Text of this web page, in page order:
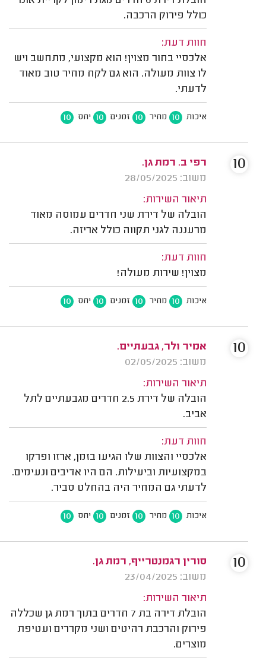
כולל פירוק הרכבה.
חוות דעת:
אלכסיי בחור מצוין! הוא מקצועי, מתחשב ויש
לו צוות מעולה. הוא גם לקח מחיר טוב מאוד
לדעתי.
איכות 10 מחיר 10 זמנים 10 יחס 10
רפי ב. רמת גן.
משוב: 28/05/2025
תיאור השירות:
הובלה של דירת שני חדרים עמוסה מאוד
מרעננה לגני תקווה כולל אריזה.
חוות דעת:
מצוין! שירות מעולה!
איכות 10 מחיר 10 זמנים 10 יחס 10
10
אמיר ולר, גבעתיים.
משוב: 02/05/2025
תיאור השירות:
הובלה של דירת 2.5 חדרים מגבעתיים לתל
אביב.
חוות דעת:
אלכסיי והצוות שלו הגיעו בזמן, ארזו ופרקו
במקצועיות וביעילות. הם היו אדיבים ונעימים.
לדעתי גם המחיר היה בהחלט סביר.
איכות 10 מחיר 10 זמנים 10 יחס 10
10
סורין רגמנטרייף, רמת גן.
משוב: 23/04/2025
תיאור השירות:
הובלת דירה בת 7 חדרים בתוך רמת גן שכללה
פירוק והרכבת רהיטים ושני מקררים ועטיפת
מוצרים.
10